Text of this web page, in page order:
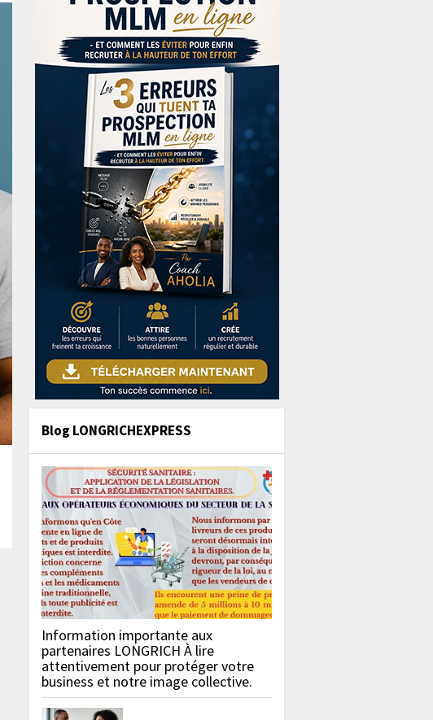
Blog LONGRICHEXPRESS
Information importante aux
partenaires LONGRICH À lire
attentivement pour protéger votre
business et notre image collective.